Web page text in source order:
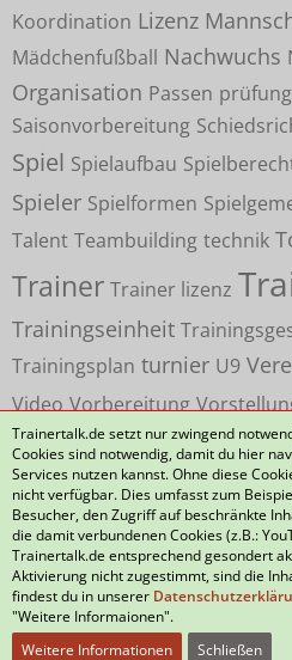
Koordination Lizenz
Mädchenfußball Nachwuchs
Organisation Passen prüfung
Saisonvorbereitung
Spiel Spielaufbau
Spieler Spielformen
Talent Teambuilding technik
Trainer Trainer lizenz
Trainingseinheit
Trainingsplan turnier U9
Video Vorbereitung
Datenschutzerklärung Kontakt
Nutzungsbedingungen Häufig
Trainertalk.de setzt nur zwingend
Cookies sind notwendig, damit du hier
Services nutzen kannst. Ohne diese
nicht verfügbar. Dies umfasst zum
Besucher, den Zugriff auf beschränkte
die damit verbundenen Cookies (z.B.:
Trainertalk.de entsprechend gesondert
Aktivierung nicht zugestimmt, sind die
findest du in unserer
"Weitere Informaionen".
Weitere Informationen
Schließen